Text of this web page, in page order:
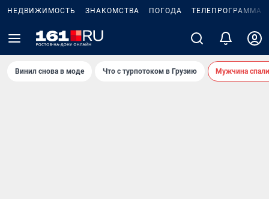
НЕДВИЖИМОСТЬ ЗНАКОМСТВА ПОГОДА ТЕЛЕПРОГРАММА
Винил снова в моде Что с турпотоком в Грузию Мужчина